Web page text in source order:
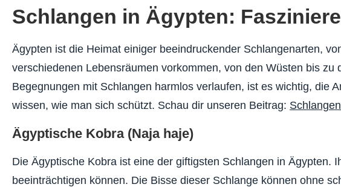
Schlangen in Ägypten:
Ägypten ist die Heimat einiger beeindruckender Schlangenarten,
verschiedenen Lebensräumen vorkommen, von den Wüsten bis
Begegnungen mit Schlangen harmlos verlaufen, ist es wichtig, die
wissen, wie man sich schützt. Schau dir unseren Beitrag:
Ägyptische Kobra (Naja haje)
Die Ägyptische Kobra ist eine der giftigsten Schlangen in Ägypten.
beeinträchtigen können. Die Bisse dieser Schlange können ohne